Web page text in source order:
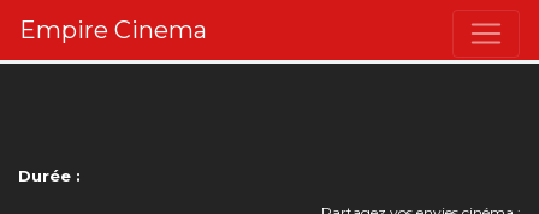
Empire Cinema
Durée :